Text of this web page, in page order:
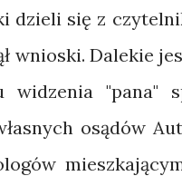
dzieli się z
wnioski. Dalekie
widzenia "pana"
osądów